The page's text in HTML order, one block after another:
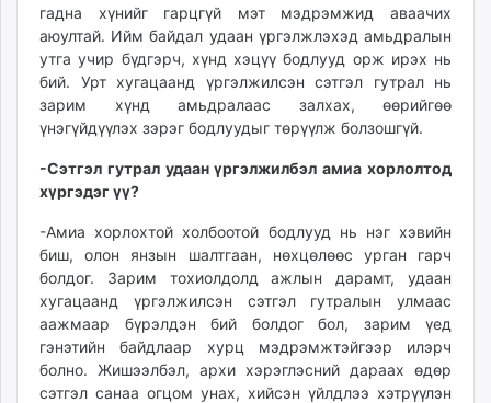
гадна хүнийг гарцгүй мэт мэдрэмжид аваачих
аюултай. Ийм байдал удаан үргэлжлэхэд амьдралын
утга учир бүдгэрч, хүнд хэцүү бодлууд орж ирэх нь
бий. Урт хугацаанд үргэлжилсэн сэтгэл гутрал нь
зарим хүнд амьдралаас залхах, өөрийгөө
үнэгүйдүүлэх зэрэг бодлуудыг төрүүлж болзошгүй.
-Сэтгэл гутрал удаан үргэлжилбэл амиа хорлолтод
хүргэдэг үү?
-Амиа хорлохтой холбоотой бодлууд нь нэг хэвийн
биш, олон янзын шалтгаан, нөхцөлөөс урган гарч
болдог. Зарим тохиолдолд ажлын дарамт, удаан
хугацаанд үргэлжилсэн сэтгэл гутралын улмаас
аажмаар бүрэлдэн бий болдог бол, зарим үед
гэнэтийн байдлаар хурц мэдрэмжтэйгээр илэрч
болно. Жишээлбэл, архи хэрэглэсний дараах өдөр
сэтгэл санаа огцом унах, хийсэн үйлдлээ хэтрүүлэн